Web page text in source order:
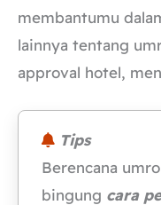
membantumu
lainnya tentang
approval hotel,
Tips
Berencana
bingung cara